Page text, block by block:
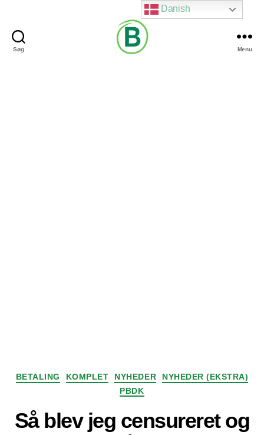
Søg Menu
Kategorier
BETALING KOMPLET NYHEDER
NYHEDER (EKSTRA)
PBDK
Så blev jeg censureret og
Danish